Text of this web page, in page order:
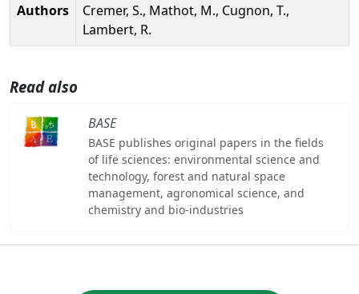
Authors
Cremer, S., Mathot, M., Cugnon, T.,
Lambert, R.
Read also
BASE
BASE publishes original papers in the fields
of life sciences: environmental science and
technology, forest and natural space
management, agronomical science, and
chemistry and bio-industries